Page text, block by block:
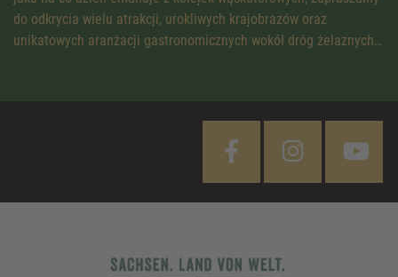
do odkrycia wielu atrakcji, urokliwych krajobrazów oraz
unikatowych aranżacji gastronomicznych wokół dróg żelaznych…